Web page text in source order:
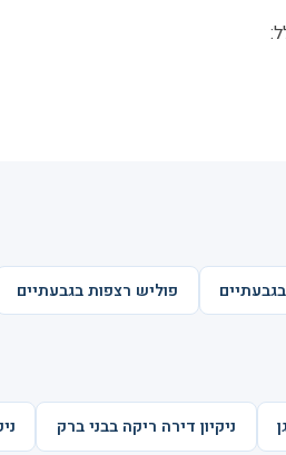
פוליש רצפות בגבעתיים
ניקיון דירה ריקה בבני ברק